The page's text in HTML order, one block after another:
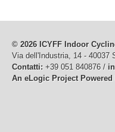
© 2026 ICYFF Indoor
Via dell'Industria, 14 - 40037
Contatti: +39 051 840876 /
An eLogic Project